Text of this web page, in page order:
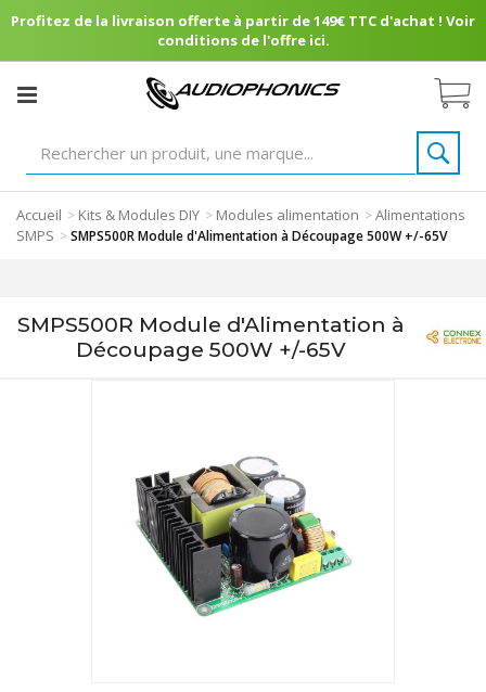
Profitez de la livraison offerte à partir de 149€ TTC d'achat ! Voir
conditions de l'offre ici.
Accueil > Kits & Modules DIY > Modules alimentation >Alimentations
SMPS >SMPS500R Module d'Alimentation à Découpage 500W +/-65V
SMPS500R Module d'Alimentation à
Découpage 500W +/-65V